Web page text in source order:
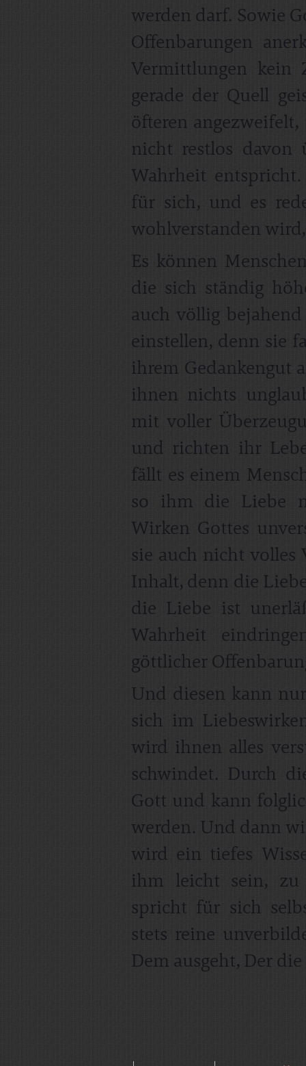
werden darf. Sowie
Offenbarungen
Vermittlungen kein
gerade der Quell
öfteren
nicht restlos davon
Wahrheit
für sich, und es
wohlverstanden
Es können
die sich ständig
auch völlig
einstellen, denn sie
ihrem Gedankengut
ihnen nichts
mit voller
und richten ihr
fällt es einem
so ihm die Liebe
Wirken Gottes
sie auch nicht volles
Inhalt, denn die
die Liebe ist
Wahrheit
göttlicher
Und diesen kann
sich im
wird ihnen alles
schwindet. Durch
Gott und kann
werden. Und dann
wird ein tiefes
ihm leicht sein, zu
spricht für sich
stets reine
Dem ausgeht, Der